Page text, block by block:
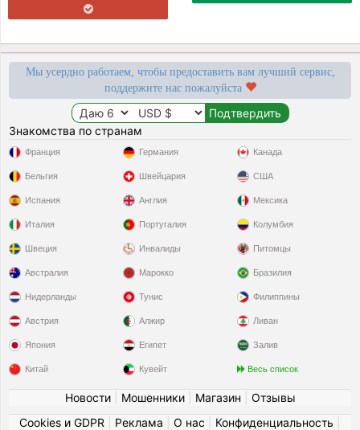
Мы усердно работаем, чтобы предоставить вам лучший сервис,
поддержите нас пожалуйста
Знакомства по странам
Франция
Бельгия
Испания
Италия
Швеция
Германия
Швейцария
Англия
Португалия
Инвалиды
Канада
США
Мексика
Колумбия
Питомцы
Австралия
Нидерланды
Австрия
Япония
Китай
Марокко
Тунис
Алжир
Египет
Кувейт
Бразилия
Филиппины
Ливан
Залив
Весь список
Новости| Мошенники| Магазин
Отзывы
Cookies и GDPR
Реклама О нас Конфиденциальность